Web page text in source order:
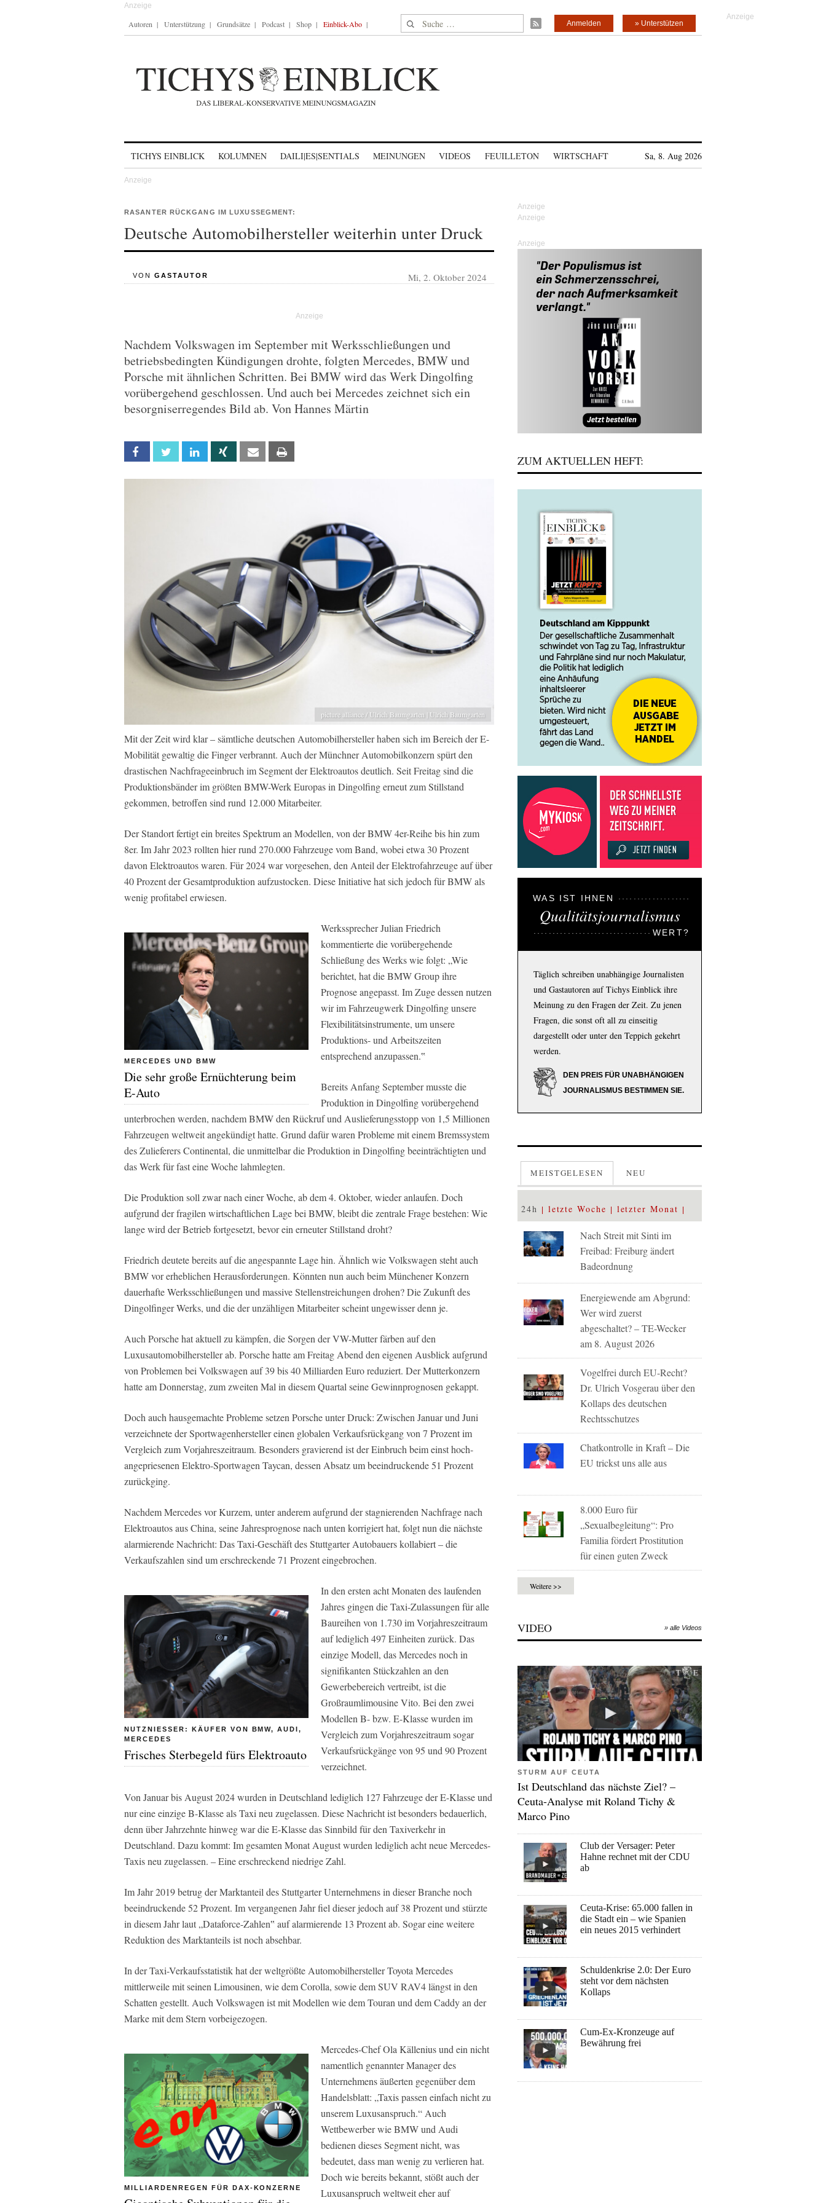
Autoren Unterstützung Grundsätze Podcast Shop Einblick-Abo Suche nach: » Unterstützen
Anmelden
TICHYS EINBLICK KOLUMNEN DAILI|ES|SENTIALS MEINUNGEN VIDEOS FEUILLETON WIRTSCHAFT Sa, 8. Aug 2026
RASANTER RÜCKGANG IM LUXUSSEGMENT:
Deutsche Automobilhersteller weiterhin unter Druck
VON GASTAUTOR Mi, 2. Oktober 2024
Nachdem Volkswagen im September mit Werksschließungen und
betriebsbedingten Kündigungen drohte, folgten Mercedes, BMW und
Porsche mit ähnlichen Schritten. Bei BMW wird das Werk Dingolfing
vorübergehend geschlossen. Und auch bei Mercedes zeichnet sich ein
besorgniserregendes Bild ab. Von Hannes Märtin
Facebook Twitter Linkedin Xing Email
picture alliance / Ulrich Baumgarten | Ulrich Baumgarten
Mit der Zeit wird klar – sämtliche deutschen Automobilhersteller haben sich im Bereich der E-
Mobilität gewaltig die Finger verbrannt. Auch der Münchner Automobilkonzern spürt den
drastischen Nachfrageeinbruch im Segment der Elektroautos deutlich. Seit Freitag sind die
Produktionsbänder im größten BMW-Werk Europas in Dingolfing erneut zum Stillstand
gekommen, betroffen sind rund 12.000 Mitarbeiter.
Der Standort fertigt ein breites Spektrum an Modellen, von der BMW 4er-Reihe bis hin zum
8er. Im Jahr 2023 rollten hier rund 270.000 Fahrzeuge vom Band, wobei etwa 30 Prozent
davon Elektroautos waren. Für 2024 war vorgesehen, den Anteil der Elektrofahrzeuge auf über
40 Prozent der Gesamtproduktion aufzustocken. Diese Initiative hat sich jedoch für BMW als
wenig profitabel erwiesen.
MERCEDES UND BMW
Die sehr große Ernüchterung beim
E-Auto
Werkssprecher Julian Friedrich
kommentierte die vorübergehende
Schließung des Werks wie folgt: „Wie
berichtet, hat die BMW Group ihre
Prognose angepasst. Im Zuge dessen nutzen
wir im Fahrzeugwerk Dingolfing unsere
Flexibilitätsinstrumente, um unsere
Produktions- und Arbeitszeiten
entsprechend anzupassen.‟
Bereits Anfang September musste die
Produktion in Dingolfing vorübergehend
unterbrochen werden, nachdem BMW den Rückruf und Auslieferungsstopp von 1,5 Millionen
Fahrzeugen weltweit angekündigt hatte. Grund dafür waren Probleme mit einem Bremssystem
des Zulieferers Continental, die unmittelbar die Produktion in Dingolfing beeinträchtigten und
das Werk für fast eine Woche lahmlegten.
Die Produktion soll zwar nach einer Woche, ab dem 4. Oktober, wieder anlaufen. Doch
aufgrund der fragilen wirtschaftlichen Lage bei BMW, bleibt die zentrale Frage bestehen: Wie
lange wird der Betrieb fortgesetzt, bevor ein erneuter Stillstand droht?
Friedrich deutete bereits auf die angespannte Lage hin. Ähnlich wie Volkswagen steht auch
BMW vor erheblichen Herausforderungen. Könnten nun auch beim Münchener Konzern
dauerhafte Werksschließungen und massive Stellenstreichungen drohen? Die Zukunft des
Dingolfinger Werks, und die der unzähligen Mitarbeiter scheint ungewisser denn je.
Auch Porsche hat aktuell zu kämpfen, die Sorgen der VW-Mutter färben auf den
Luxusautomobilhersteller ab. Porsche hatte am Freitag Abend den eigenen Ausblick aufgrund
von Problemen bei Volkswagen auf 39 bis 40 Milliarden Euro reduziert. Der Mutterkonzern
hatte am Donnerstag, zum zweiten Mal in diesem Quartal seine Gewinnprognosen gekappt.
Doch auch hausgemachte Probleme setzen Porsche unter Druck: Zwischen Januar und Juni
verzeichnete der Sportwagenhersteller einen globalen Verkaufsrückgang von 7 Prozent im
Vergleich zum Vorjahreszeitraum. Besonders gravierend ist der Einbruch beim einst hoch-
angepriesenen Elektro-Sportwagen Taycan, dessen Absatz um beeindruckende 51 Prozent
zurückging.
Nachdem Mercedes vor Kurzem, unter anderem aufgrund der stagnierenden Nachfrage nach
Elektroautos aus China, seine Jahresprognose nach unten korrigiert hat, folgt nun die nächste
alarmierende Nachricht: Das Taxi-Geschäft des Stuttgarter Autobauers kollabiert – die
Verkaufszahlen sind um erschreckende 71 Prozent eingebrochen.
NUTZNIESSER: KÄUFER VON BMW, AUDI, M
ERCEDES
Frisches Sterbegeld fürs Elektroauto
In den ersten acht Monaten des laufenden
Jahres gingen die Taxi-Zulassungen für alle
Baureihen von 1.730 im Vorjahreszeitraum
auf lediglich 497 Einheiten zurück. Das
einzige Modell, das Mercedes noch in
signifikanten Stückzahlen an den
Gewerbebereich vertreibt, ist die
Großraumlimousine Vito. Bei den zwei
Modellen B- bzw. E-Klasse wurden im
Vergleich zum Vorjahreszeitraum sogar
Verkaufsrückgänge von 95 und 90 Prozent
verzeichnet.
Von Januar bis August 2024 wurden in Deutschland lediglich 127 Fahrzeuge der E-Klasse und
nur eine einzige B-Klasse als Taxi neu zugelassen. Diese Nachricht ist besonders bedauerlich,
denn über Jahrzehnte hinweg war die E-Klasse das Sinnbild für den Taxiverkehr in
Deutschland. Dazu kommt: Im gesamten Monat August wurden lediglich acht neue Mercedes-
Taxis neu zugelassen. – Eine erschreckend niedrige Zahl.
Im Jahr 2019 betrug der Marktanteil des Stuttgarter Unternehmens in dieser Branche noch
beeindruckende 52 Prozent. Im vergangenen Jahr fiel dieser jedoch auf 38 Prozent und stürzte
in diesem Jahr laut „Dataforce-Zahlen‟ auf alarmierende 13 Prozent ab. Sogar eine weitere
Reduktion des Marktanteils ist noch absehbar.
In der Taxi-Verkaufsstatistik hat der weltgrößte Automobilhersteller Toyota Mercedes
mittlerweile mit seinen Limousinen, wie dem Corolla, sowie dem SUV RAV4 längst in den
Schatten gestellt. Auch Volkswagen ist mit Modellen wie dem Touran und dem Caddy an der
Marke mit dem Stern vorbeigezogen.
MILLIARDENREGEN FÜR DAX-KONZERNE
Mercedes-Chef Ola Källenius und ein nicht
namentlich genannter Manager des
Unternehmens äußerten gegenüber dem
Handelsblatt: „Taxis passen einfach nicht zu
unserem Luxusanspruch.“ Auch
Wettbewerber wie BMW und Audi
bedienen dieses Segment nicht, was
bedeutet, dass man wenig zu verlieren hat.
Doch wie bereits bekannt, stößt auch der
Luxusanspruch weltweit eher auf
Anzeige
ZUM AKTUELLEN HEFT:
WAS IST IHNEN
Qualitätsjournalismus
WERT?
Täglich schreiben unabhängige Journalisten
und Gastautoren auf Tichys Einblick ihre
Meinung zu den Fragen der Zeit. Zu jenen
Fragen, die sonst oft all zu einseitig
dargestellt oder unter den Teppich gekehrt
werden.
DEN PREIS FÜR UNABHÄNGIGEN
JOURNALISMUS BESTIMMEN SIE.
MEISTGELESEN NEU
24h letzte Woche letzter Monat
Nach Streit mit Sinti im
Freibad: Freiburg ändert
Badeordnung
Energiewende am Abgrund:
Wer wird zuerst
abgeschaltet? – TE-Wecker
am 8. August 2026
Vogelfrei durch EU-Recht?
Dr. Ulrich Vosgerau über den
Kollaps des deutschen
Rechtsschutzes
Chatkontrolle in Kraft – Die
EU trickst uns alle aus
8.000 Euro für
„Sexualbegleitung“: Pro
Familia fördert Prostitution
für einen guten Zweck
Weitere >>
VIDEO » alle Videos
STURM AUF CEUTA
Ist Deutschland das nächste Ziel? –
Ceuta-Analyse mit Roland Tichy &
Marco Pino
Club der Versager: Peter
Hahne rechnet mit der CDU
ab
Ceuta-Krise: 65.000 fallen in
die Stadt ein – wie Spanien
ein neues 2015 verhindert
Schuldenkrise 2.0: Der Euro
steht vor dem nächsten
Kollaps
Cum-Ex-Kronzeuge auf
Bewährung frei